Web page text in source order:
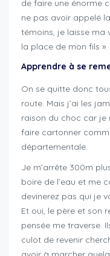
de faire une énorme
ne pas avoir appelé
témoins, je laisse ma
la place de mon fils ».
Apprendre à se
On se quitte donc
route. Mais j’ai les
raison du choc car je
faire cartonner
départementale.
Je m’arrête 300m
boire de l’eau et me
devinerez pas qui je
Et oui, le père et son
pensée me traverse.
culot de revenir